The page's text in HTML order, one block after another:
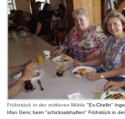
Frühstück in der mittleren Mühle "Ex-Chefin"
Irfan Genc beim "schicksalshaften" Frühstück in